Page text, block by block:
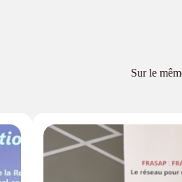
Sur le